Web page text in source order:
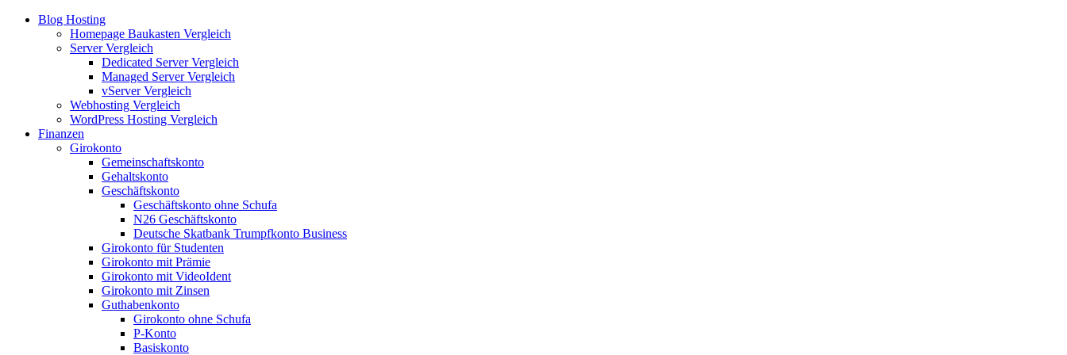
Blog Hosting
Homepage Baukasten Vergleich
Server Vergleich
Dedicated Server Vergleich
Managed Server Vergleich
vServer Vergleich
Webhosting Vergleich
WordPress Hosting Vergleich
Finanzen
Girokonto
Gemeinschaftskonto
Gehaltskonto
Geschäftskonto
Geschäftskonto ohne Schufa
N26 Geschäftskonto
Deutsche Skatbank Trumpfkonto Business
Girokonto für Studenten
Girokonto mit Prämie
Girokonto mit VideoIdent
Girokonto mit Zinsen
Guthabenkonto
Girokonto ohne Schufa
P-Konto
Basiskonto